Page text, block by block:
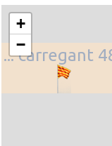
... carregant
+
−